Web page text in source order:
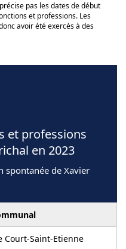
pas les dates de début
et professions. Les
avoir été exercés à des
et professions
en 2023
spontanée de Xavier
Court-Saint-Etienne